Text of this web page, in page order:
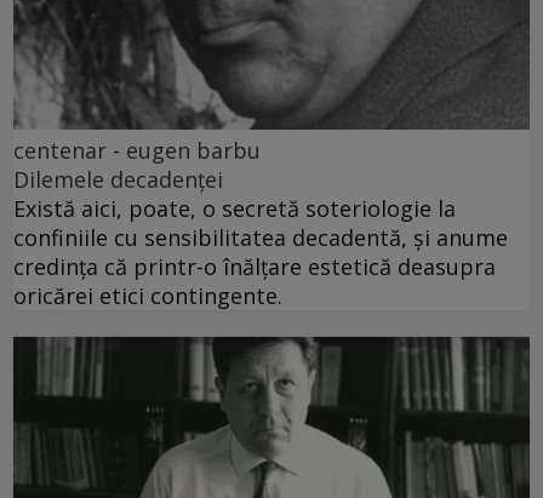
centenar - eugen barbu
Dilemele decadenței
Există aici, poate, o secretă soteriologie la
confiniile cu sensibilitatea decadentă, și anume
credința că printr-o înălțare estetică deasupra
oricărei etici contingente.